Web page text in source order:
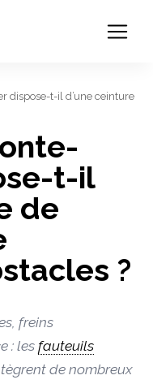
dispose-t-il d’une ceinture
t-il
de
?
freins
: les fauteuils
de nombreux